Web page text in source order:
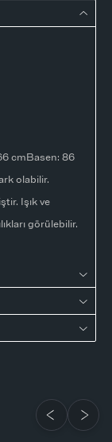
cmBasen: 86
olabilir.
Işık ve
görülebilir.